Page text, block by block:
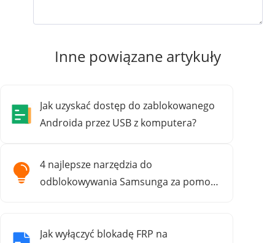
Inne powiązane artykuły
Jak uzyskać dostęp do zablokowanego
Androida przez USB z komputera?
4 najlepsze narzędzia do
odblokowywania Samsunga za pomocą
Jak wyłączyć blokadę FRP na